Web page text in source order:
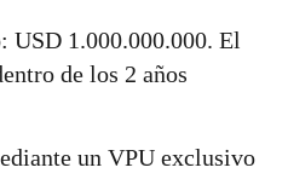
1.000.000.000. El
de los 2 años
un VPU exclusivo